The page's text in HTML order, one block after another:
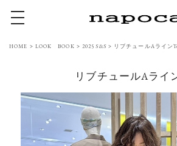
toggle navigation
HOME > LOOK BOOK > 2025 S&S> リブチュールAライン
リブチュールAライ